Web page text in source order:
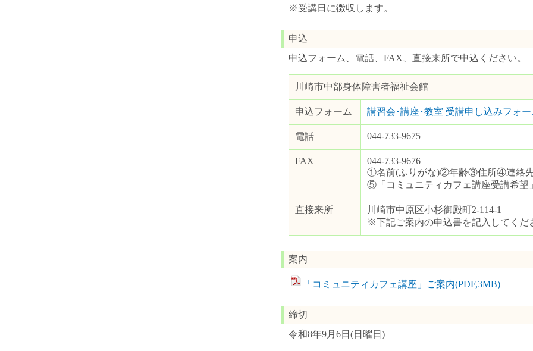
※受講日に徴収します。
申込
申込フォーム、電話、FAX、直接来所で申込ください。
川崎市中部身体障害者福祉会館
申込フォーム 講習会･講座･教室 受講申し込みフォー
電話 044-733-9675
FAX
044-733-9676
①名前(ふりがな)②年齢③住所④連絡先
⑤「コミュニティカフェ講座受講希望
直接来所
川崎市中原区小杉御殿町2-114-1
※下記ご案内の申込書を記入してくだ
案内
「コミュニティカフェ講座」ご案内(PDF,3MB)
締切
令和8年9月6日(日曜日)